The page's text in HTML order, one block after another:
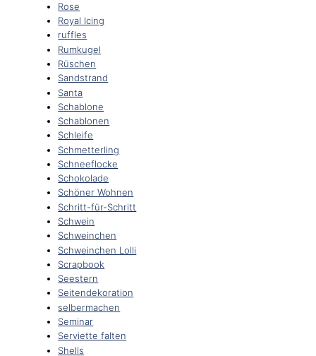
Rose
Royal Icing
ruffles
Rumkugel
Rüschen
Sandstrand
Santa
Schablone
Schablonen
Schleife
Schmetterling
Schneeflocke
Schokolade
Schöner Wohnen
Schritt-für-Schritt
Schwein
Schweinchen
Schweinchen Lolli
Scrapbook
Seestern
Seitendekoration
selbermachen
Seminar
Serviette falten
Shells